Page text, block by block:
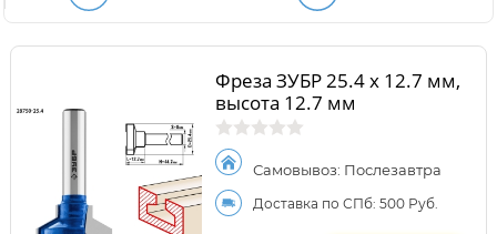
Фреза ЗУБР 25.4 x 12.7 мм,
высота 12.7 мм
Самовывоз: Послезавтра
Доставка по СПб: 500 Руб.